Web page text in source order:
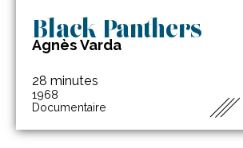
Black Panthers
Agnès Varda
28 minutes
1968
Documentaire